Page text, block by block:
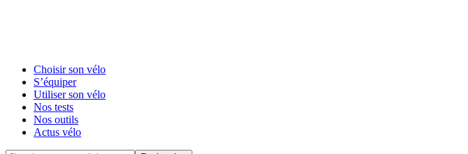
Choisir son vélo
S’équiper
Utiliser son vélo
Nos tests
Nos outils
Actus vélo